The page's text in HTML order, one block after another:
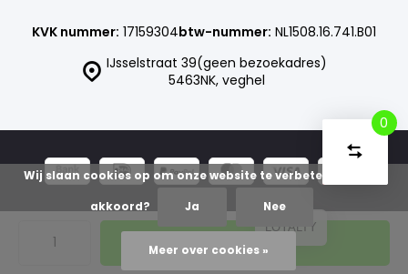
Toevoegen
IJsselstraat 39(geen bezoekadres)
5463NK, veghel
KVK nummer: 17159304btw-nummer: NL1508.16.741.B01
© Goedkoopsteprinter Sitemap
Wij slaan cookies op om onze website te verbeteren. Is dat
akkoord? Ja Nee
Meer over cookies »
0
Vergelijk
Verwijder
producten
U
geen
Start
LOYALTY